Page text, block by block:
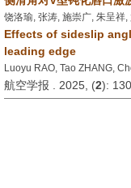
饶洛瑜, 张涛, 施崇广, 朱呈祥,
Effects of sideslip
leading edge
Luoyu RAO, Tao ZHANG,
航空学报 . 2025, (2):